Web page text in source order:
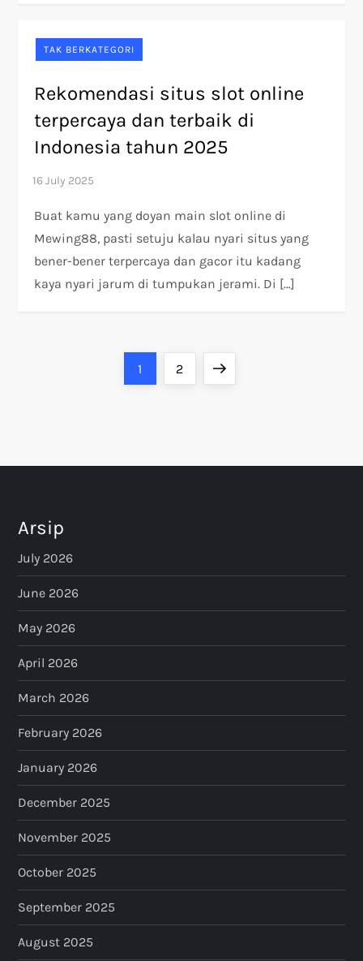
TAK BERKATEGORI
Rekomendasi situs slot online
terpercaya dan terbaik di
Indonesia tahun 2025
Buat kamu yang doyan main slot online di
Mewing88, pasti setuju kalau nyari situs yang
bener-bener terpercaya dan gacor itu kadang
kaya nyari jarum di tumpukan jerami. Di […]
s
p
a
g
i
n
a
t
i
o
n
Page
1 Page
2 Next
Arsip
July 2026
June 2026
May 2026
April 2026
March 2026
February 2026
January 2026
December 2025
November 2025
October 2025
September 2025
August 2025